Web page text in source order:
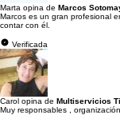
Marta opina de Marcos
Marcos es un gran profesional
contar con él.
Verificada
Carol opina de Multiservicios
Muy responsables ,